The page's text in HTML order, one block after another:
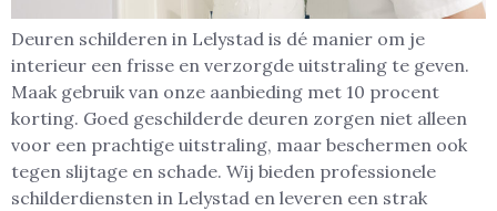
Deuren schilderen in Lelystad is dé manier om je
interieur een frisse en verzorgde uitstraling te geven.
Maak gebruik van onze aanbieding met 10 procent
korting. Goed geschilderde deuren zorgen niet alleen
voor een prachtige uitstraling, maar beschermen ook
tegen slijtage en schade. Wij bieden professionele
schilderdiensten in Lelystad en leveren een strak